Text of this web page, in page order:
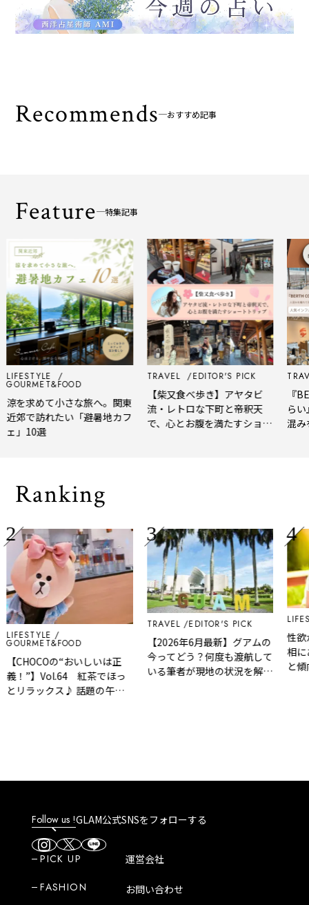
Recommends おすすめ記事
Feature 特集記事
を求めて小さな旅へ。関東
郊で訪れたい「避暑地カフ
」10選
TRAVEL EDITOR'S PICK
【柴又食べ歩き】アヤタビ
流・レトロな下町と帝釈天
で、心とお腹を満たすショー
『
らい
混み
Ranking
CHOCOの“おいしいは正
！”】Vol.64 紅茶でほっ
リラックス♪ 話題の午後
TRAVEL EDITOR'S PICK
【2026年6月最新】グアムの
今ってどう？何度も渡航して
いる筆者が現地の状況を解
性欲
相に
と傾
Follow us !GLAM公式SNSをフォローする
PICK UP
FASHION
運営会社
お問い合わせ